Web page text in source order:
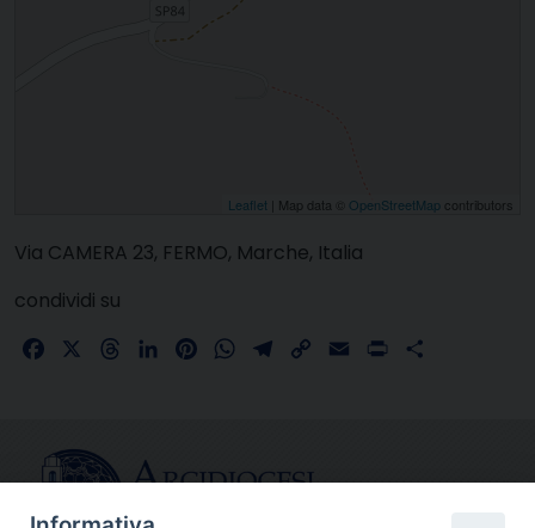
Leaflet | Map data © OpenStreetMap contributors
Via CAMERA 23, FERMO, Marche, Italia
condividi su
FacebookThreadsLinkedInPinterestWhatsApp
Telegram
Copy Email Print